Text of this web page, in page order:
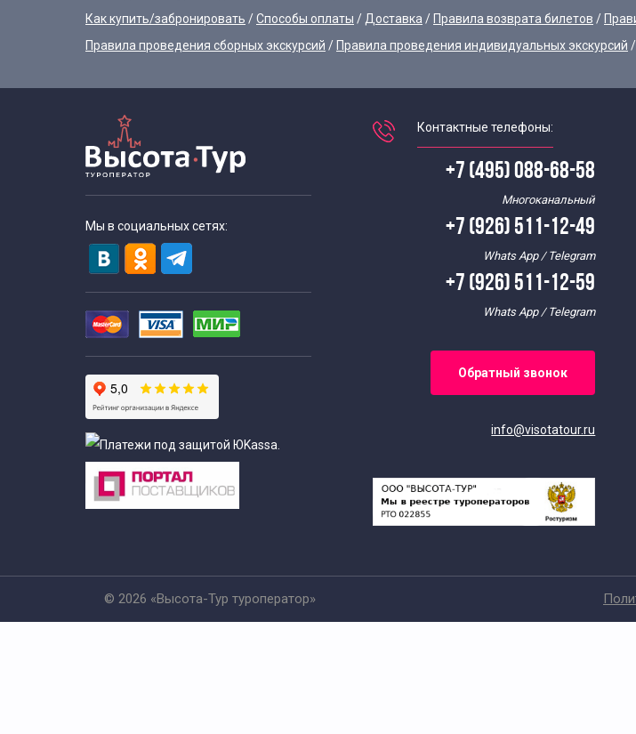
Как купить/забронировать
Способы оплаты Доставка Правила возврата билетов
Правила проведения сборных экскурсий
Правила проведения индивидуальных экскурсий
Мы в социальных сетях:
Контактные телефоны:
+7 (495) 088-68-58
Многоканальный
+7 (926) 511-12-49
Whats App / Telegram
+7 (926) 511-12-59
Whats App / Telegram
Обратный звонок
info@visotatour.ru
© 2026 «Высота-Тур туроператор»